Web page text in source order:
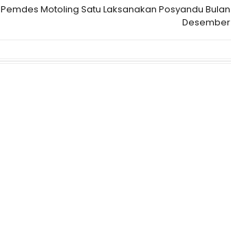
Pemdes Motoling Satu Laksanakan Posyandu Bulan
Desember